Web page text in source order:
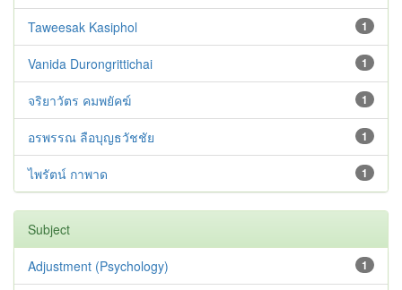
1
Taweesak Kasiphol
1
Vanida Durongrittichai
1
จริยาวัตร คมพยัคฆ์
1
อรพรรณ ลือบุญธวัชชัย
1
ไพรัตน์ กาพาด
Subject
1
Adjustment ‪(Psychology)